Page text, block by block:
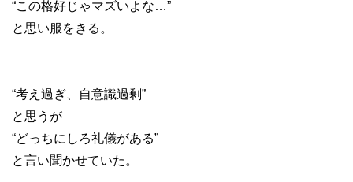
“この格好じゃマズいよな…”
と思い服をきる。
“考え過ぎ、自意識過剰”
と思うが
“どっちにしろ礼儀がある”
と言い聞かせていた。